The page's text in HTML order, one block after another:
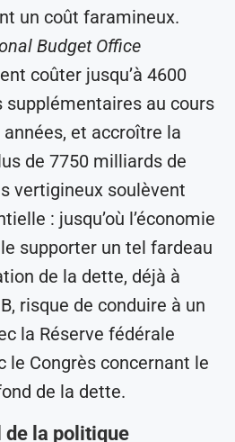
un coût faramineux.
Budget Office
coûter jusqu’à 4600
au cours
et accroître la
de 7750 milliards de
vertigineux soulèvent
: jusqu’où l’économie
supporter un tel fardeau
de la dette, déjà à
risque de conduire à un
la Réserve fédérale
le Congrès concernant le
de la dette.
de la politique